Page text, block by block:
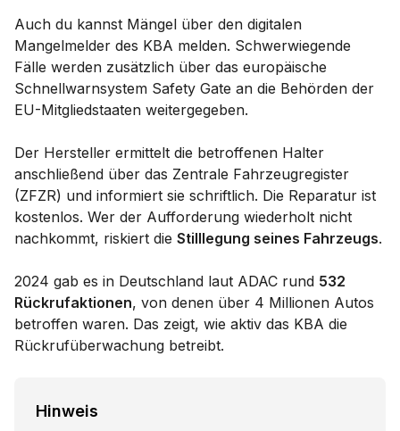
Auch du kannst Mängel über den digitalen
Mangelmelder des KBA melden. Schwerwiegende
Fälle werden zusätzlich über das europäische
Schnellwarnsystem Safety Gate an die Behörden der
EU-Mitgliedstaaten weitergegeben.
Der Hersteller ermittelt die betroffenen Halter
anschließend über das Zentrale Fahrzeugregister
(ZFZR) und informiert sie schriftlich. Die Reparatur ist
kostenlos. Wer der Aufforderung wiederholt nicht
nachkommt, riskiert die Stilllegung seines Fahrzeugs.
2024 gab es in Deutschland laut ADAC rund 532
Rückrufaktionen, von denen über 4 Millionen Autos
betroffen waren. Das zeigt, wie aktiv das KBA die
Rückrufüberwachung betreibt.
Hinweis